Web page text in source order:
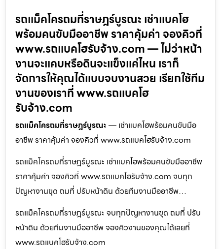
รถแม็คโครถมที่ราษฎร์บูรณะ เช่าแบคโฮ
พร้อมคนขับมืออาชีพ ราคาคุ้มค่า จองคิวที่
www.รถแบคโฮรับจ้าง.com — ไม่ว่าหน้า
งานจะแคบหรือดินจะแข็งแค่ไหน เราก็
จัดการให้คุณได้แบบจบงานสวย เรียกใช้ทีม
งานของเราที่ www.รถแบคโฮ
รับจ้าง.com
รถแม็คโครถมที่ราษฎร์บูรณะ — เช่าแบคโฮพร้อมคนขับมือ
อาชีพ ราคาคุ้มค่า จองคิวที่ www.รถแบคโฮรับจ้าง.com
รถแม็คโครถมที่ราษฎร์บูรณะ เช่าแบคโฮพร้อมคนขับมืออาชีพ
ราคาคุ้มค่า จองคิวที่ www.รถแบคโฮรับจ้าง.com จบทุก
ปัญหางานขุด ถมที่ ปรับหน้าดิน ด้วยทีมงานมืออาชีพ…
รถแม็คโครถมที่ราษฎร์บูรณะ จบทุกปัญหางานขุด ถมที่ ปรับ
หน้าดิน ด้วยทีมงานมืออาชีพ จองคิวงานของคุณได้เลยที่
www.รถแบคโฮรับจ้าง.com